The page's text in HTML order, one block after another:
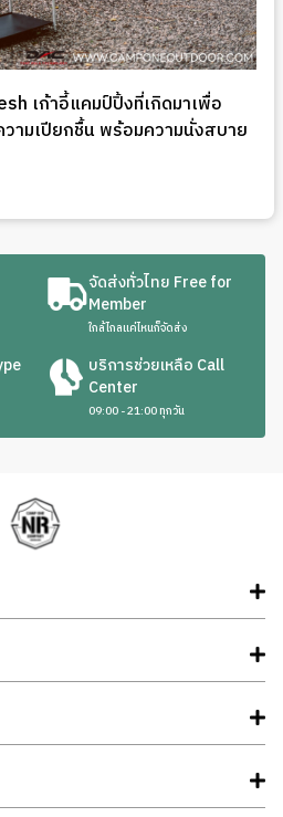
เก้าอี้แคมป์ปิ้งที่เกิดมาเพื่อ
ามเปียกชื้น พร้อมความนั่งสบาย
จัดส่งทั่วไทย Free for
Member
ใกล้ไกลแค่ไหนก็จัดส่ง
บริการช่วยเหลือ Call
Center
09:00 - 21:00 ทุกวัน